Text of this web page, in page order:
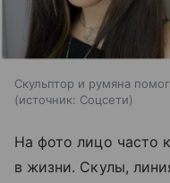
Скульптор и румяна
источник: Соцсети
На фото лицо часто
в жизни. Скулы,